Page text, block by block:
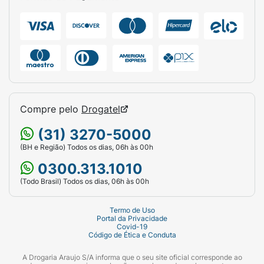
Composição:Sérum - Acqua (Water), Alcohol
Butylene Glycol, Glycolic Acid, Propylene
Glycol, Hydroxyethylcellulose, Betaine,
Sodium Citrate, Melaleuca Alternifolia (Tea
Tree) Leaf Extract, Salicylic Acid, Imperata
Cylindrica Root Extract, Menthol, PEG-60
Hydrogenated Castor Oil, Parfum (Fragrance),
Glycerin, Allantoin, Honey Extract,
Phenoxyethanol, Disodium EDTA,Tocopheryl
Acetate, PEG-8, Cocos Nucifera (Coconut)
Oil, Helianthus Annuus (Sunflower) Seed Oil,
Olea Europaea (Olive) Fruit Oil, Rosa Canina
Fruit Oil, Acer Saccharum (Sugar Mapple)
Extract, Citrus Limon (Lemon) Fruit Extract,
Saccharum Officinarum (Sugarcane) Extract,
Compre pelo Drogatel
(31) 3270-5000
(BH e Região) Todos os dias, 06h às 00h
0300.313.1010
(Todo Brasil) Todos os dias, 06h às 00h
Termo de Uso
Portal da Privacidade
Covid-19
Código de Ética e Conduta
A Drogaria Araujo S/A informa que o seu site oficial corresponde ao